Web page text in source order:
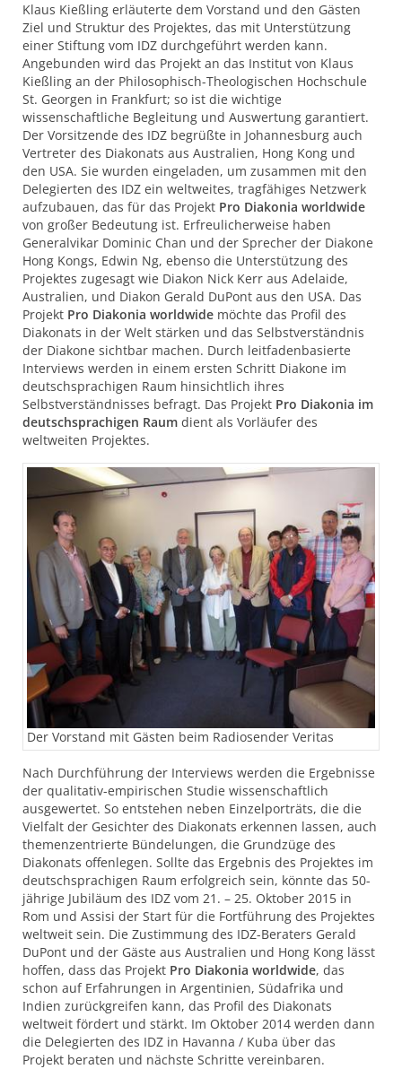
Klaus Kießling erläuterte dem Vorstand und den Gästen
Ziel und Struktur des Projektes, das mit Unterstützung
einer Stiftung vom IDZ durchgeführt werden kann.
Angebunden wird das Projekt an das Institut von Klaus
Kießling an der Philosophisch-Theologischen Hochschule
St. Georgen in Frankfurt; so ist die wichtige
wissenschaftliche Begleitung und Auswertung garantiert.
Der Vorsitzende des IDZ begrüßte in Johannesburg auch
Vertreter des Diakonats aus Australien, Hong Kong und
den USA. Sie wurden eingeladen, um zusammen mit den
Delegierten des IDZ ein weltweites, tragfähiges Netzwerk
aufzubauen, das für das Projekt Pro Diakonia worldwide
von großer Bedeutung ist. Erfreulicherweise haben
Generalvikar Dominic Chan und der Sprecher der Diakone
Hong Kongs, Edwin Ng, ebenso die Unterstützung des
Projektes zugesagt wie Diakon Nick Kerr aus Adelaide,
Australien, und Diakon Gerald DuPont aus den USA. Das
Projekt Pro Diakonia worldwide möchte das Profil des
Diakonats in der Welt stärken und das Selbstverständnis
der Diakone sichtbar machen. Durch leitfadenbasierte
Interviews werden in einem ersten Schritt Diakone im
deutschsprachigen Raum hinsichtlich ihres
Selbstverständnisses befragt. Das Projekt Pro Diakonia im
deutschsprachigen Raum dient als Vorläufer des
weltweiten Projektes.
Der Vorstand mit Gästen beim Radiosender Veritas
Nach Durchführung der Interviews werden die Ergebnisse
der qualitativ-empirischen Studie wissenschaftlich
ausgewertet. So entstehen neben Einzelporträts, die die
Vielfalt der Gesichter des Diakonats erkennen lassen, auch
themenzentrierte Bündelungen, die Grundzüge des
Diakonats offenlegen. Sollte das Ergebnis des Projektes im
deutschsprachigen Raum erfolgreich sein, könnte das 50-
jährige Jubiläum des IDZ vom 21. – 25. Oktober 2015 in
Rom und Assisi der Start für die Fortführung des Projektes
weltweit sein. Die Zustimmung des IDZ-Beraters Gerald
DuPont und der Gäste aus Australien und Hong Kong lässt
hoffen, dass das Projekt Pro Diakonia worldwide, das
schon auf Erfahrungen in Argentinien, Südafrika und
Indien zurückgreifen kann, das Profil des Diakonats
weltweit fördert und stärkt. Im Oktober 2014 werden dann
die Delegierten des IDZ in Havanna / Kuba über das
Projekt beraten und nächste Schritte vereinbaren.